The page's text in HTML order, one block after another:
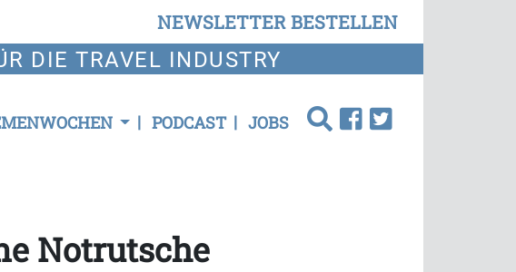
NEWSLETTER BESTELLEN
DIE TRAVEL INDUSTRY
PODCAST JOBS
Notrutsche